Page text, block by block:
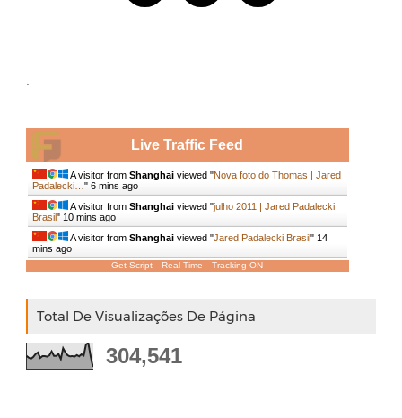
Live Traffic Feed
A visitor from Shanghaiviewed "Nova foto do Thomas | Jared
Padalecki… " 6 mins ago
A visitor from Shanghaiviewed "julho 2011 | Jared Padalecki
Brasil" 10 mins ago
A visitor from Shanghaiviewed "Jared Padalecki Brasil" 14
mins ago
Get Script Real Time Tracking ON
Total De Visualizações De Página
304,541